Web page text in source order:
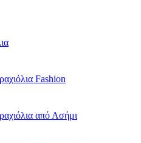
Fashion
από Ασήμι